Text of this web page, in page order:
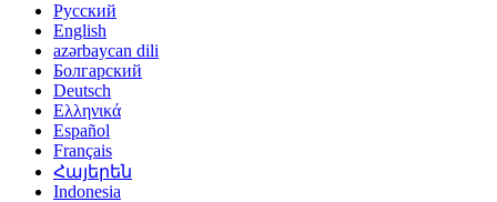
Русский
English
azərbaycan dili
Болгарский
Deutsch
Ελληνικά
Español
Français
Հայերեն
Indonesia